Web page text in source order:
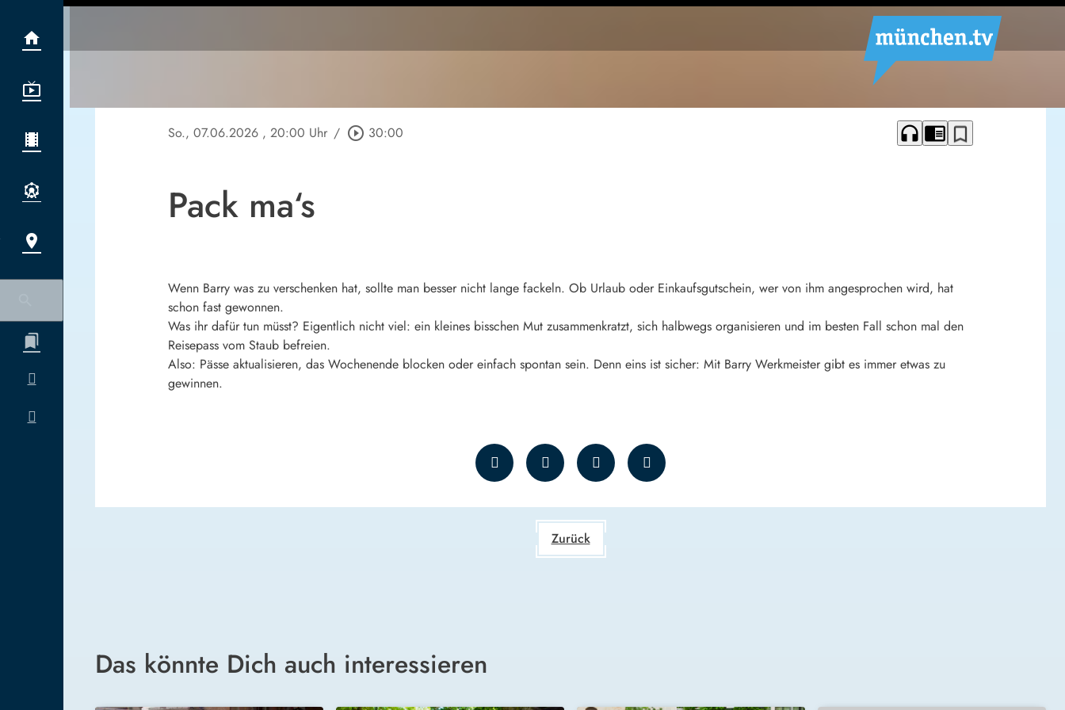
So., 07.06.2026 , 20:00 Uhr / play_circle_outline 30:00 headphones chrome_reader_mode bookmark_border
Pack ma‘s
Wenn Barry was zu verschenken hat, sollte man besser nicht lange fackeln. Ob Urlaub oder Einkaufsgutschein, wer von ihm angesprochen wird, hat
schon fast gewonnen.
Was ihr dafür tun müsst? Eigentlich nicht viel: ein kleines bisschen Mut zusammenkratzt, sich halbwegs organisieren und im besten Fall schon mal den
Reisepass vom Staub befreien.
Also: Pässe aktualisieren, das Wochenende blocken oder einfach spontan sein. Denn eins ist sicher: Mit Barry Werkmeister gibt es immer etwas zu
gewinnen.
Zurück
Das könnte Dich auch interessieren